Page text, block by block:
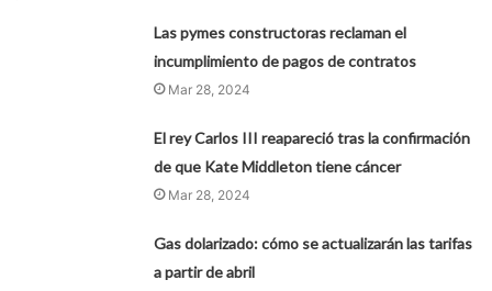
Las pymes constructoras reclaman el
incumplimiento de pagos de contratos
Mar 28, 2024
El rey Carlos III reapareció tras la confirmación
de que Kate Middleton tiene cáncer
Mar 28, 2024
Gas dolarizado: cómo se actualizarán las tarifas
a partir de abril